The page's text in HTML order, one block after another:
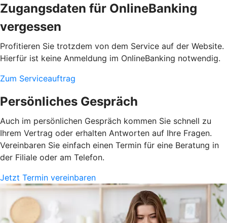
Zugangsdaten für OnlineBanking
vergessen
Profitieren Sie trotzdem von dem Service auf der Website.
Hierfür ist keine Anmeldung im OnlineBanking notwendig.
Zum Serviceauftrag
Persönliches Gespräch
Auch im persönlichen Gespräch kommen Sie schnell zu
Ihrem Vertrag oder erhalten Antworten auf Ihre Fragen.
Vereinbaren Sie einfach einen Termin für eine Beratung in
der Filiale oder am Telefon.
Jetzt Termin vereinbaren